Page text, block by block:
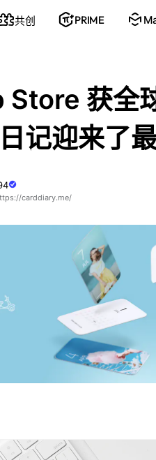
共创 PRIME
Store 获全
记迎来了
carddiary.me/